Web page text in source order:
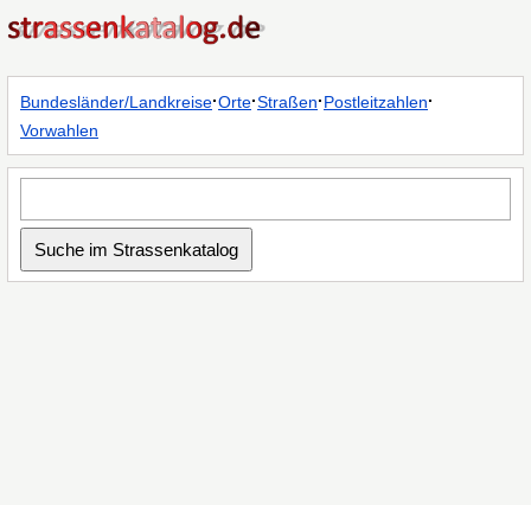
Bundesländer/Landkreise·Orte·Straßen·Postleitzahlen·
Vorwahlen